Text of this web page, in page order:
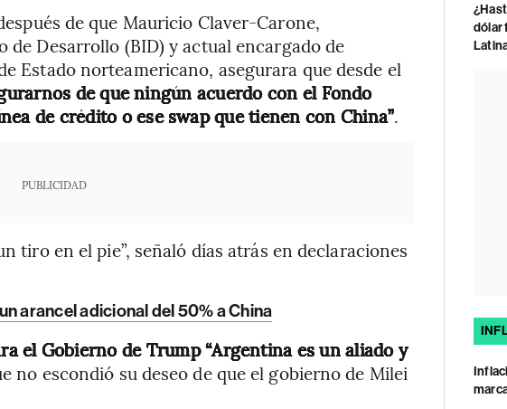
de que Mauricio Claver-Carone,
Desarrollo (BID) y actual encargado de
Estado norteamericano, asegurara que desde el
de que ningún acuerdo con el Fondo
de crédito o ese swap que tienen con China”.
PUBLICIDAD
tiro en el pie”, señaló días atrás en declaraciones
arancel adicional del 50% a China
el Gobierno de Trump “Argentina es un aliado y
no escondió su deseo de que el gobierno de Milei
dólar